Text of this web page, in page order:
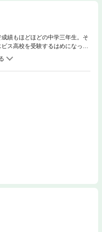
績もほどほどの中学三年生。そ
ス高校を受験するはめになって
ずき）というかわいい女の子の
貴からひたすら逃げ回る直前だ
間にか乗せられて…！？はっぴ
ぐら！